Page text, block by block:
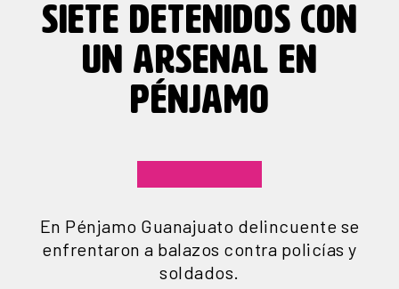
SIETE DETENIDOS CON
UN ARSENAL EN
PÉNJAMO
En Pénjamo Guanajuato delincuente se
enfrentaron a balazos contra policías y
soldados.